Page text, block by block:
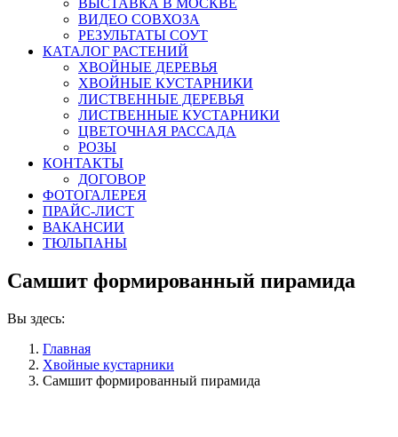
ВЫСТАВКА В МОСКВЕ
ВИДЕО СОВХОЗА
РЕЗУЛЬТАТЫ СОУТ
КАТАЛОГ РАСТЕНИЙ
ХВОЙНЫЕ ДЕРЕВЬЯ
ХВОЙНЫЕ КУСТАРНИКИ
ЛИСТВЕННЫЕ ДЕРЕВЬЯ
ЛИСТВЕННЫЕ КУСТАРНИКИ
ЦВЕТОЧНАЯ РАССАДА
РОЗЫ
КОНТАКТЫ
ДОГОВОР
ФОТОГАЛЕРЕЯ
ПРАЙС-ЛИСТ
ВАКАНСИИ
ТЮЛЬПАНЫ
Самшит формированный пирамида
Вы здесь:
Главная
Хвойные кустарники
Самшит формированный пирамида